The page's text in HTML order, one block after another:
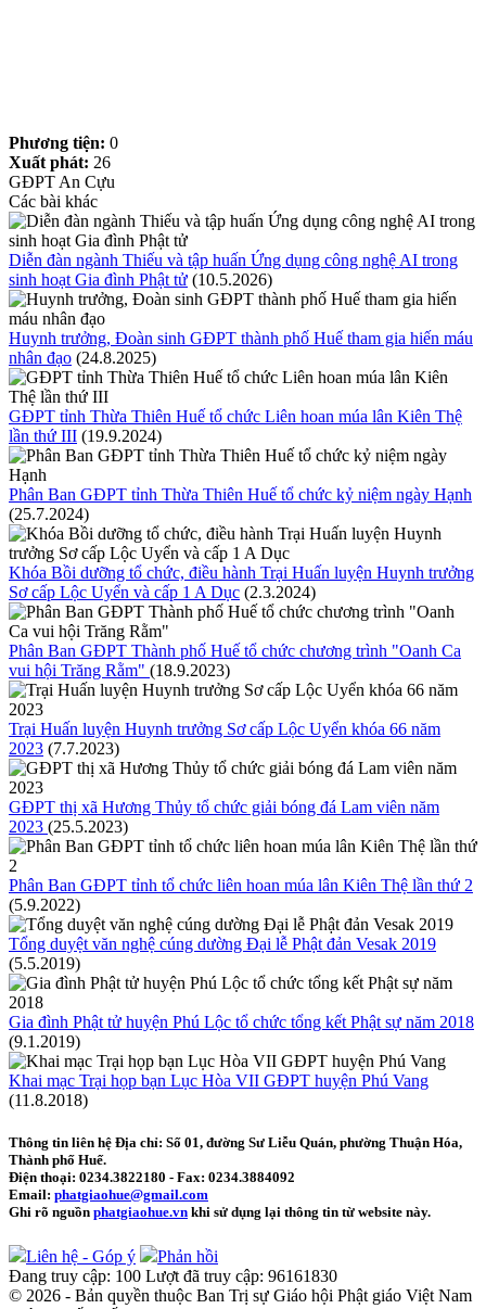
Phương tiện: 0
Xuất phát: 26
GĐPT An Cựu
Các bài khác
Diễn đàn ngành Thiếu và tập huấn Ứng dụng công nghệ AI trong
sinh hoạt Gia đình Phật tử (10.5.2026)
Huynh trưởng, Đoàn sinh GĐPT thành phố Huế tham gia hiến máu
nhân đạo (24.8.2025)
GĐPT tỉnh Thừa Thiên Huế tổ chức Liên hoan múa lân Kiên Thệ
lần thứ III (19.9.2024)
Phân Ban GĐPT tỉnh Thừa Thiên Huế tổ chức kỷ niệm ngày Hạnh
(25.7.2024)
Khóa Bồi dưỡng tổ chức, điều hành Trại Huấn luyện Huynh trưởng
Sơ cấp Lộc Uyển và cấp 1 A Dục (2.3.2024)
Phân Ban GĐPT Thành phố Huế tổ chức chương trình "Oanh Ca
vui hội Trăng Rằm" (18.9.2023)
Trại Huấn luyện Huynh trưởng Sơ cấp Lộc Uyển khóa 66 năm
2023 (7.7.2023)
GĐPT thị xã Hương Thủy tổ chức giải bóng đá Lam viên năm
2023 (25.5.2023)
Phân Ban GĐPT tỉnh tổ chức liên hoan múa lân Kiên Thệ lần thứ 2
(5.9.2022)
Tổng duyệt văn nghệ cúng dường Đại lễ Phật đản Vesak 2019
(5.5.2019)
Gia đình Phật tử huyện Phú Lộc tổ chức tổng kết Phật sự năm 2018
(9.1.2019)
Khai mạc Trại họp bạn Lục Hòa VII GĐPT huyện Phú Vang
(11.8.2018)
Thông tin liên hệ Địa chỉ: Số 01, đường Sư Liễu Quán, phường Thuận Hóa,
Thành phố Huế.
Điện thoại: 0234.3822180 - Fax: 0234.3884092
Email: phatgiaohue@gmail.com
Ghi rõ nguồn phatgiaohue.vn khi sử dụng lại thông tin từ website này.
Liên hệ - Góp ý
Phản hồi
Đang truy cập: 100 Lượt đã truy cập: 96161830
© 2026 - Bản quyền thuộc Ban Trị sự Giáo hội Phật giáo Việt Nam